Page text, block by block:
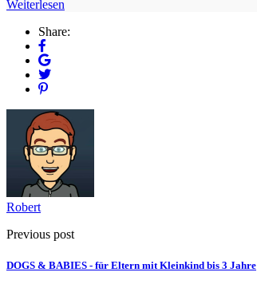
Weiterlesen
Share:
Robert
Previous post
DOGS & BABIES - für Eltern mit Kleinkind bis 3 Jahre